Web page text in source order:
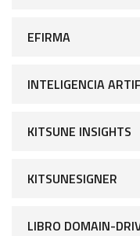
EFIRMA
INTELIGENCIA
KITSUNE INSIGHTS
KITSUNESIGNER
LIBRO DOMAIN-